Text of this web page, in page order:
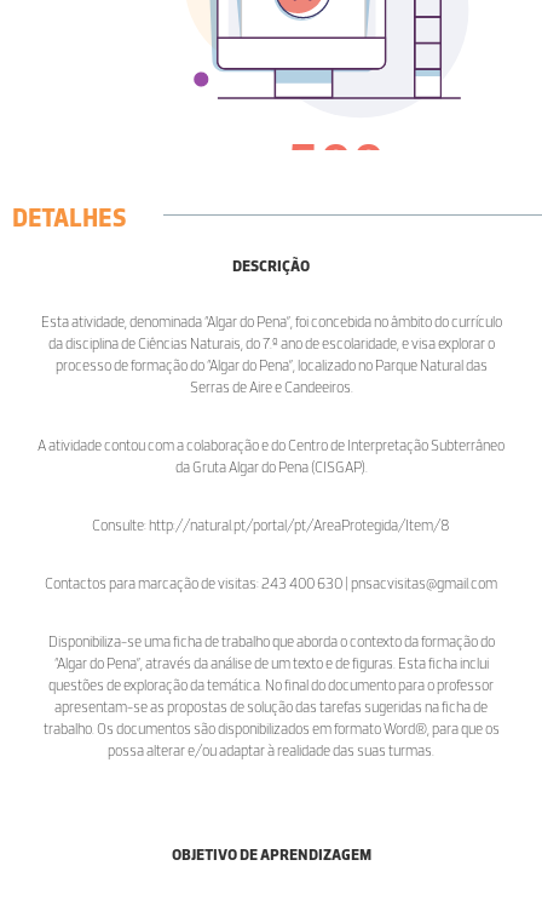
DETALHES
DESCRIÇÃO
Esta atividade, denominada “Algar do Pena”, foi concebida no âmbito do currículo
da disciplina de Ciências Naturais, do 7.º ano de escolaridade, e visa explorar o
processo de formação do “Algar do Pena”, localizado no Parque Natural das
Serras de Aire e Candeeiros.
A atividade contou com a colaboração e do Centro de Interpretação Subterrâneo
da Gruta Algar do Pena (CISGAP).
Consulte: http://natural.pt/portal/pt/AreaProtegida/Item/8
Contactos para marcação de visitas: 243 400 630 | pnsacvisitas@gmail.com
Disponibiliza-se uma ficha de trabalho que aborda o contexto da formação do
“Algar do Pena”, através da análise de um texto e de figuras. Esta ficha inclui
questões de exploração da temática. No final do documento para o professor
apresentam-se as propostas de solução das tarefas sugeridas na ficha de
trabalho. Os documentos são disponibilizados em formato Word®, para que os
possa alterar e/ou adaptar à realidade das suas turmas.
OBJETIVO DE APRENDIZAGEM